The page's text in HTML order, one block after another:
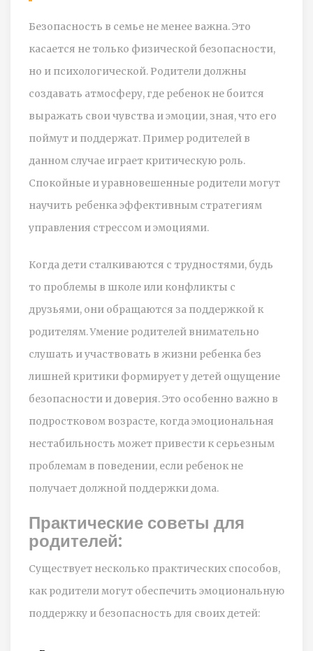
Безопасность в семье не менее важна. Это
касается не только физической безопасности,
но и психологической. Родители должны
создавать атмосферу, где ребенок не боится
выражать свои чувства и эмоции, зная, что его
поймут и поддержат. Пример родителей в
данном случае играет критическую роль.
Спокойные и уравновешенные родители могут
научить ребенка эффективным стратегиям
управления стрессом и эмоциями.
Когда дети сталкиваются с трудностями, будь
то проблемы в школе или конфликты с
друзьями, они обращаются за поддержкой к
родителям. Умение родителей внимательно
слушать и участвовать в жизни ребенка без
лишней критики формирует у детей ощущение
безопасности и доверия. Это особенно важно в
подростковом возрасте, когда эмоциональная
нестабильность может привести к серьезным
проблемам в поведении, если ребенок не
получает должной поддержки дома.
Практические советы для
родителей:
Существует несколько практических способов,
как родители могут обеспечить эмоциональную
поддержку и безопасность для своих детей: